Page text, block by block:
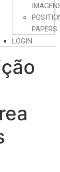
PAPERS
LOGIN